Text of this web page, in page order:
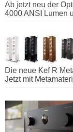
Ab jetzt neu der
4000 ANSI Lumen
Die neue Kef R
Jetzt mit